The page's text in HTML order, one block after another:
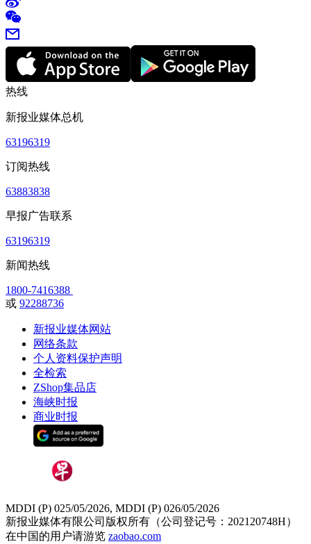
热线
新报业媒体总机
63196319
订阅热线
63883838
早报广告联系
63196319
新闻热线
1800-7416388
或 92288736
新报业媒体网站
网络条款
个人资料保护声明
全检索
ZShop集品店
海峡时报
商业时报
MDDI (P) 025/05/2026, MDDI (P) 026/05/2026
新报业媒体有限公司版权所有（公司登记号：202120748H）
在中国的用户请游览 zaobao.com